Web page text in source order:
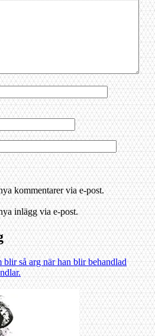
kommentarer via e-post.
inlägg via e-post.
så arg när han blir behandlad